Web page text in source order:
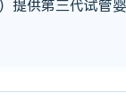
提供第三代试管